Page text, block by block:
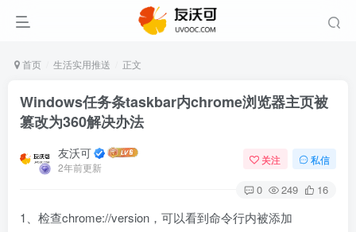
首页 生活实用推送 正文
Windows任务条taskbar内chrome浏览器主页被
篡改为360解决办法
友沃可
2年前更新
关注 私信
0 249 16
1、检查chrome://version，可以看到命令行内被添加